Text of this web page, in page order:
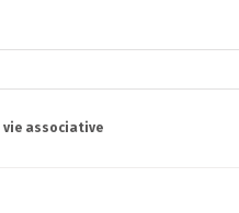
vie associative